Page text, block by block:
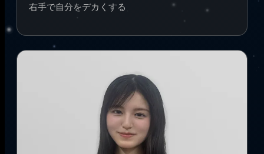
右手で自分をデカくする